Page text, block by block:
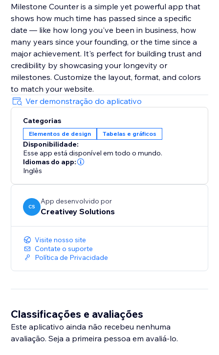
Milestone Counter is a simple yet powerful app that
shows how much time has passed since a specific
date — like how long you've been in business, how
many years since your founding, or the time since a
major achievement. It's perfect for building trust and
credibility by showcasing your longevity or
milestones. Customize the layout, format, and colors
to match your website.
Ver demonstração do aplicativo
Categorias
Elementos de design Tabelas e gráficos
Disponibilidade:
Esse app está disponível em todo o mundo.
Idiomas do app:
Inglês
CS
App desenvolvido por
Creativey Solutions
Visite nosso site
Contate o suporte
Política de Privacidade
Classificações e avaliações
Este aplicativo ainda não recebeu nenhuma
avaliação. Seja a primeira pessoa em avaliá-lo.